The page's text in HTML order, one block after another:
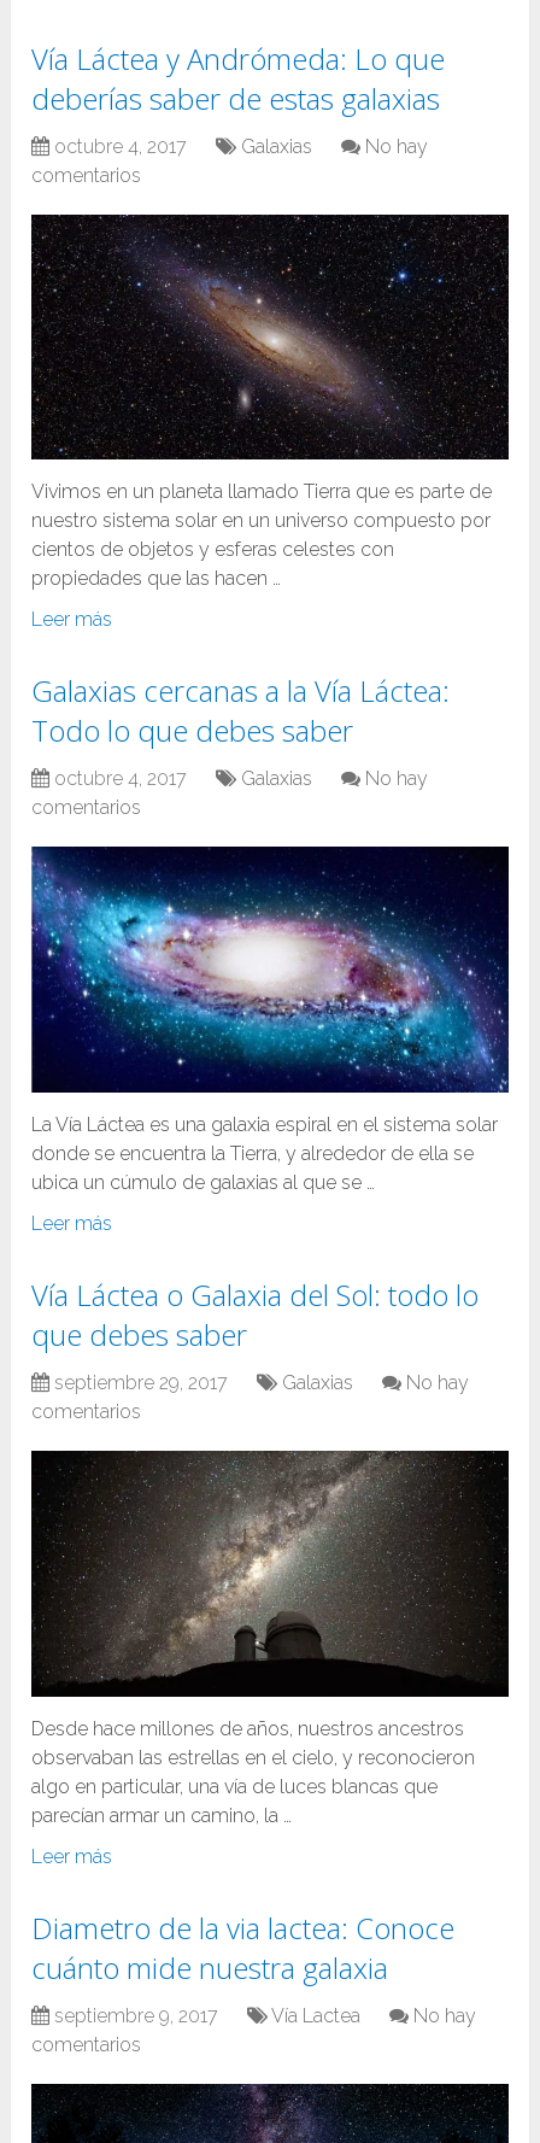
Vía Láctea y Andrómeda: Lo que
deberías saber de estas galaxias
octubre 4, 2017 Galaxias
No hay
comentarios
Vivimos en un planeta llamado Tierra que es parte de
nuestro sistema solar en un universo compuesto por
cientos de objetos y esferas celestes con
propiedades que las hacen …
Leer más
Galaxias cercanas a la Vía Láctea:
Todo lo que debes saber
octubre 4, 2017 Galaxias
No hay
comentarios
La Vía Láctea es una galaxia espiral en el sistema solar
donde se encuentra la Tierra, y alrededor de ella se
ubica un cúmulo de galaxias al que se …
Leer más
Vía Láctea o Galaxia del Sol: todo lo
que debes saber
septiembre 29, 2017 Galaxias
No hay
comentarios
Desde hace millones de años, nuestros ancestros
observaban las estrellas en el cielo, y reconocieron
algo en particular, una vía de luces blancas que
parecían armar un camino, la …
Leer más
Diametro de la via lactea: Conoce
cuánto mide nuestra galaxia
septiembre 9, 2017 Vía Lactea
No hay
comentarios